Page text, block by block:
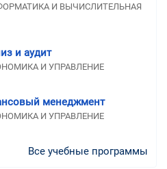
И ВЫЧИСЛИТЕЛЬНАЯ
и аудит
И УПРАВЛЕНИЕ
менеджмент
И УПРАВЛЕНИЕ
Все учебные программы